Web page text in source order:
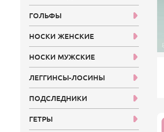
ГОЛЬФЫ
НОСКИ ЖЕНСКИЕ
НОСКИ МУЖСКИЕ
ЛЕГГИНСЫ-ЛОСИНЫ
ПОДСЛЕДНИКИ
ГЕТРЫ